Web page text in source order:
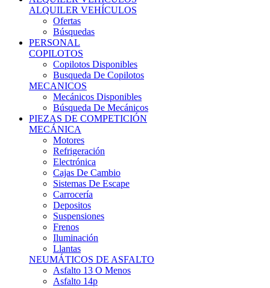
Ofertas
Búsquedas
PERSONAL
COPILOTOS
Copilotos Disponibles
Busqueda De Copilotos
MECANICOS
Mecánicos Disponibles
Búsqueda De Mecánicos
PIEZAS DE COMPETICIÓN
MECÁNICA
Motores
Refrigeración
Electrónica
Cajas De Cambio
Sistemas De Escape
Carrocería
Depositos
Suspensiones
Frenos
Iluminación
Llantas
NEUMÁTICOS DE ASFALTO
Asfalto 13 O Menos
Asfalto 14p
Asfalto 15p